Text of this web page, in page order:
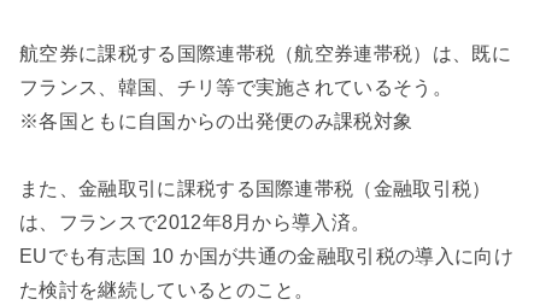
航空券に課税する国際連帯税（航空券連帯税）は、既に
フランス、韓国、チリ等で実施されているそう。
※各国ともに自国からの出発便のみ課税対象
また、金融取引に課税する国際連帯税（金融取引税）
は、フランスで2012年8月から導入済。
EUでも有志国 10 か国が共通の金融取引税の導入に向け
た検討を継続しているとのこと。